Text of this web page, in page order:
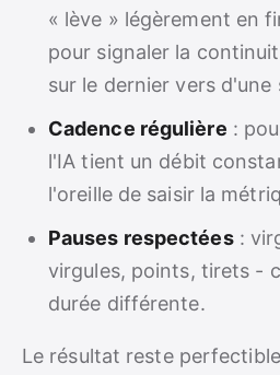
« lève » légèrement en
pour signaler la
sur le dernier vers d'une
Cadence régulière :
l'IA tient un débit
l'oreille de saisir la
Pauses respectées:
virgules, points, tirets -
durée différente.
Le résultat reste